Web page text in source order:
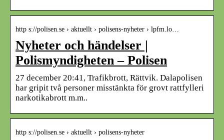
http s://polisen.se › aktuellt › polisens-nyheter › lpfm.lo…
Nyheter och händelser |
Polismyndigheten – Polisen
27 december 20:41, Trafikbrott, Rättvik. Dalapolisen
har gripit två personer misstänkta för grovt rattfylleri
narkotikabrott m.m..
http s://polisen.se › aktuellt › polisens-nyheter